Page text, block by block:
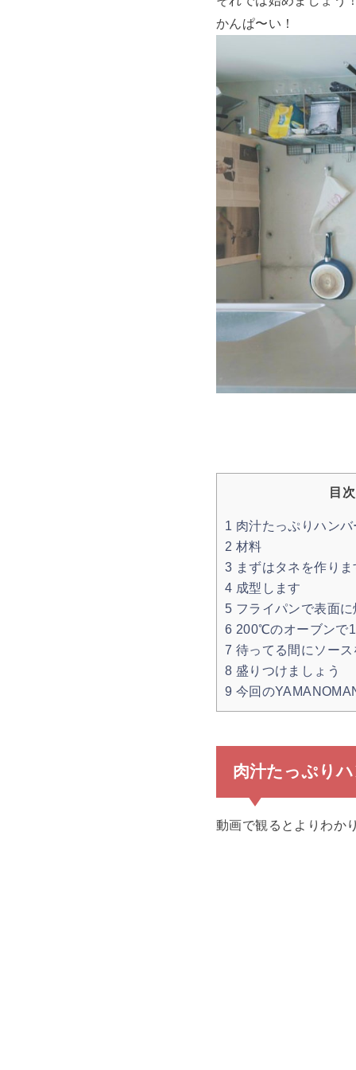
かんぱ〜い！
目次
1 肉汁たっぷりハン
2 材料
3 まずはタネを作りま
4 成型します
5 フライパンで表面
6 200℃のオーブンで
7 待ってる間にソー
8 盛りつけましょう
9 今回の
肉汁たっぷり
動画で観るとよりわか